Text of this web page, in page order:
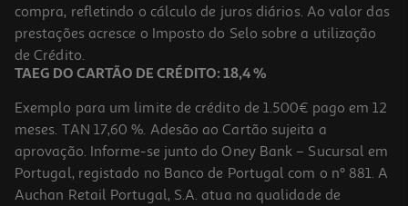
58.23 €/Lt
Price reduced from
16,99 €to
10,19 €
Promoção
compra, refletindo o cálculo de juros diários. Ao valor das
prestações acresce o Imposto do Selo sobre a utilização
de Crédito.
TAEG DO CARTÃO DE CRÉDITO: 18,4 %
Exemplo para um limite de crédito de 1.500€ pago em 12
meses. TAN 17,60 %. Adesão ao Cartão sujeita a
aprovação. Informe-se junto do Oney Bank – Sucursal em
Portugal, registado no Banco de Portugal com o nº 881. A
Auchan Retail Portugal, S.A. atua na qualidade de